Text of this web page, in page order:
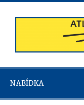
Skip
content
NABÍDKA